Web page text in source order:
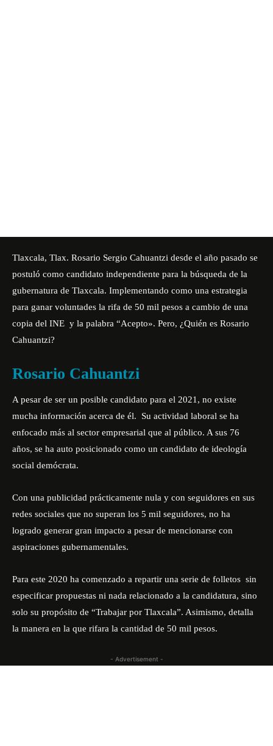
Tlaxcala, Tlax. Rosario Sergio Cahuantzi desde el año pasado se
postuló como candidato independiente para la búsqueda de la
gubernatura de Tlaxcala. Implementando como una estrategia
para ganar voluntades la rifa de 50 mil pesos a cambio de una
copia del INE y la palabra “Acepto». Pero, ¿Quién es Rosario
Cahuantzi?
Rosario Cahuantzi
A pesar de ser un posible candidato para el 2021, no existe
mucha información acerca de él. Su actividad laboral se ha
enfocado más al sector empresarial que al público. A sus 76
años, se ha auto posicionado como un candidato de ideología
social demócrata.
Con una publicidad prácticamente nula y con seguidores en sus
redes sociales que no superan los 5 mil seguidores, no ha
logrado generar gran impacto a pesar de mencionarse con
aspiraciones gubernamentales.
Para este 2020 ha comenzado a repartir una serie de folletos sin
especificar propuestas ni nada relacionado a la candidatura, sino
solo su propósito de “Trabajar por Tlaxcala”. Asimismo, detalla
la manera en la que rifara la cantidad de 50 mil pesos.
- Advertisement -